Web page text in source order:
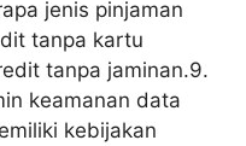
jenis pinjaman
tanpa kartu
tanpa jaminan.9.
keamanan data
kebijakan